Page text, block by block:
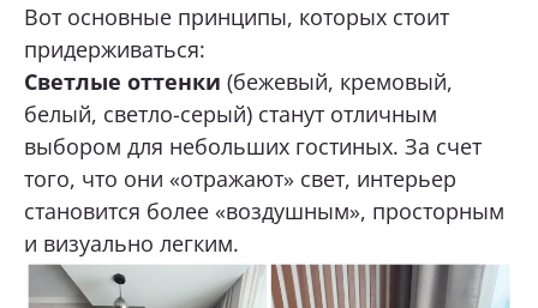
Вот основные принципы, которых стоит
придерживаться:
Светлые оттенки (бежевый, кремовый,
белый, светло-серый) станут отличным
выбором для небольших гостиных. За счет
того, что они «отражают» свет, интерьер
становится более «воздушным», просторным
и визуально легким.